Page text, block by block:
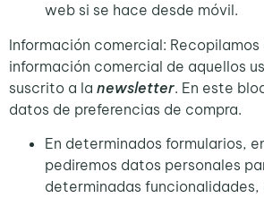
web si se hace desde móvil.
Información comercial:
información comercial de aquellos
suscrito a la newsletter. En este
datos de preferencias de compra.
En determinados formularios,
pediremos datos personales
determinadas funcionalidades,